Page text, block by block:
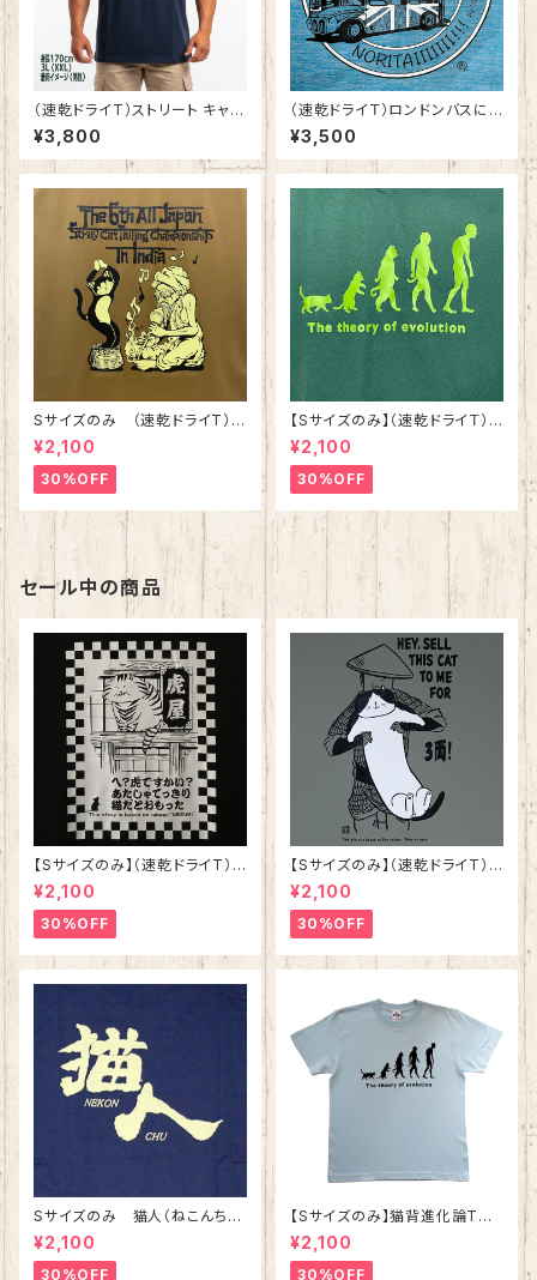
（速乾ドライT）ストリート キャッ
ツ ファイト 3 ネイビー
¥3,800
（速乾ドライＴ）ロンドンバスに
乗りたい！ イケテナイ猫シリー
ズ ヘザーブルー
¥3,500
Sサイズのみ （速乾ドライT）第
六回 全日本野良猫尾行大会Ⓡ
スタッフTシャツ コヨーテ
¥2,100
30%OFF
【Sサイズのみ】（速乾ドライＴ）
猫背進化論Tシャツ アイビーグ
リーン
¥2,100
30%OFF
セール中の商品
【Sサイズのみ】（速乾ドライT）
ねずみ ブラック 落語 シリーズ
第三弾
¥2,100
30%OFF
【Sサイズのみ】（速乾ドライT）
猫の皿 グレー 落語 シリ
ーズ第二弾
¥2,100
30%OFF
Sサイズのみ 猫人（ねこんち
ゅ）Tシャツ インディゴ 綿10
0%
¥2,100
30%OFF
【Sサイズのみ】猫背進化論Tシ
ャツ ライトブルー 綿100%
¥2,100
30%OFF